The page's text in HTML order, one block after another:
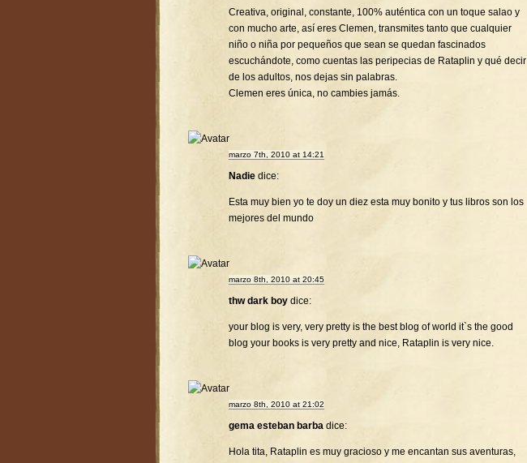
Creativa, original, constante, 100% auténtica con un toque salao y
con mucho arte, así eres Clemen, transmites tanto que cualquier
niño o niña por pequeños que sean se quedan fascinados
escuchándote, como cuentas las peripecias de Rataplin y qué decir
de los adultos, nos dejas sin palabras.
Clemen eres única, no cambies jamás.
marzo 7th, 2010 at 14:21
Nadie dice:
Esta muy bien yo te doy un diez esta muy bonito y tus libros son los
mejores del mundo
marzo 8th, 2010 at 20:45
thw dark boy dice:
your blog is very, very pretty is the best blog of world it`s the good
blog your books is very pretty and nice, Rataplin is very nice.
marzo 8th, 2010 at 21:02
gema esteban barba dice:
Hola tita, Rataplin es muy gracioso y me encantan sus aventuras,